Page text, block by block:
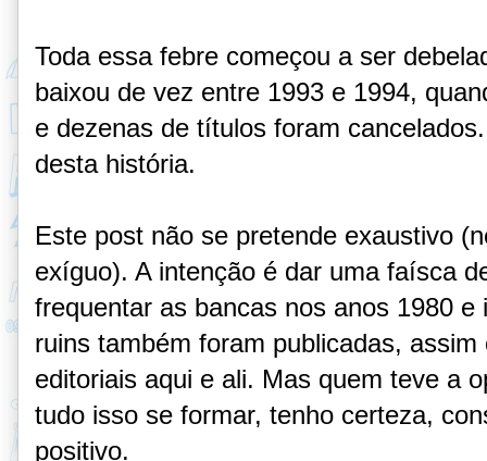
Toda essa febre começou a ser
baixou de vez entre 1993 e 1994,
e dezenas de títulos foram
desta história.
Este post não se pretende exaustivo
exíguo). A intenção é dar uma faísca
frequentar as bancas nos anos 1980
ruins também foram publicadas,
editoriais aqui e ali. Mas quem teve a
tudo isso se formar, tenho certeza,
positivo.